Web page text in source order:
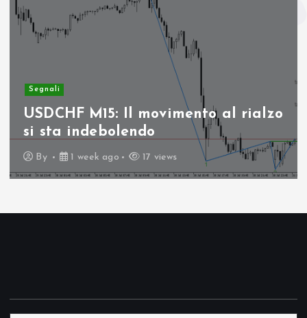
Segnali
USDCHF M15: Il movimento al rialzo
si sta indebolendo
By 1 week ago 17 views